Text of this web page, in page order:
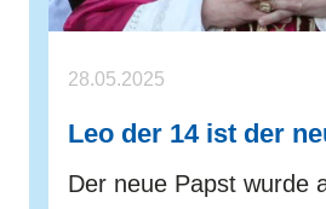
28.05.2025
Leo der 14 ist der
Der neue Papst wurde